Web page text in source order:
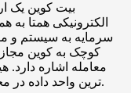
بیت کوین یک
الکترونیکی همتا به
معامله اشاره دارد.
ترین واحد داده در محاسبه قبل از بیت کوین با رقم باینری است.